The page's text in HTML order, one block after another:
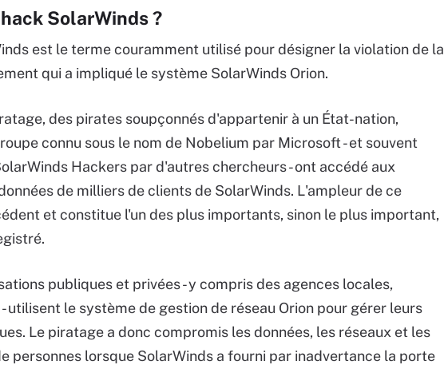
SolarWinds ?
est le terme couramment utilisé pour désigner la violation de la
qui a impliqué le système SolarWinds Orion.
des pirates soupçonnés d'appartenir à un État-nation,
connu sous le nom de Nobelium par Microsoft - et souvent
Hackers par d'autres chercheurs - ont accédé aux
de milliers de clients de SolarWinds. L'ampleur de ce
et constitue l'un des plus importants, sinon le plus important,
publiques et privées - y compris des agences locales,
utilisent le système de gestion de réseau Orion pour gérer leurs
Le piratage a donc compromis les données, les réseaux et les
personnes lorsque SolarWinds a fourni par inadvertance la porte